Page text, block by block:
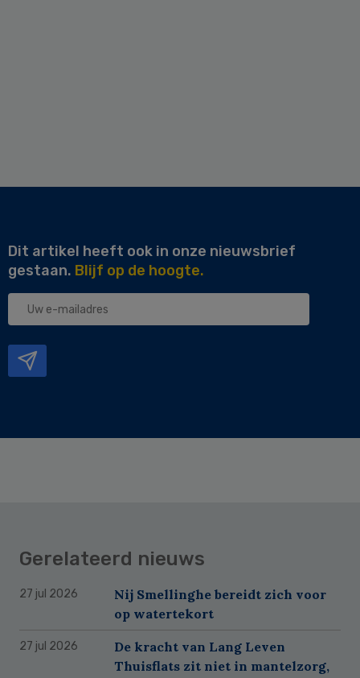
Dit artikel heeft ook in onze nieuwsbrief
gestaan. Blijf op de hoogte.
Uw
Gerelateerd nieuws
27 jul 2026
Nij Smellinghe bereidt zich voor
op watertekort
27 jul 2026
De kracht van Lang Leven
Thuisflats zit niet in mantelzorg,